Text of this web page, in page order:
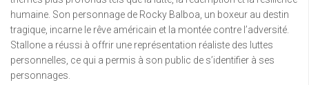
humaine. Son personnage de Rocky Balboa, un boxeur au destin
tragique, incarne le rêve américain et la montée contre l’adversité.
Stallone a réussi à offrir une représentation réaliste des luttes
personnelles, ce qui a permis à son public de s’identifier à ses
personnages.